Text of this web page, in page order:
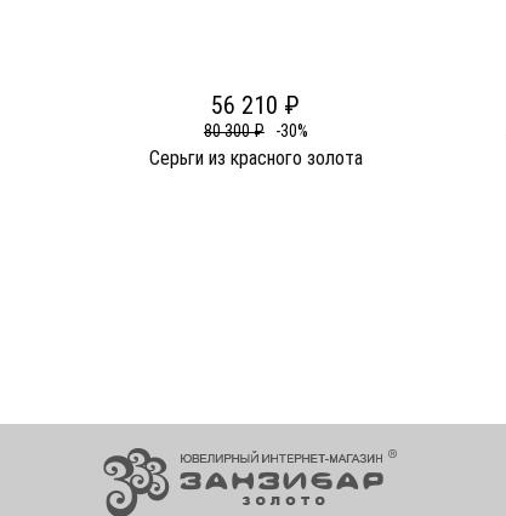
56 210 ₽
80 300 ₽ -30%
Серьги из красного золота